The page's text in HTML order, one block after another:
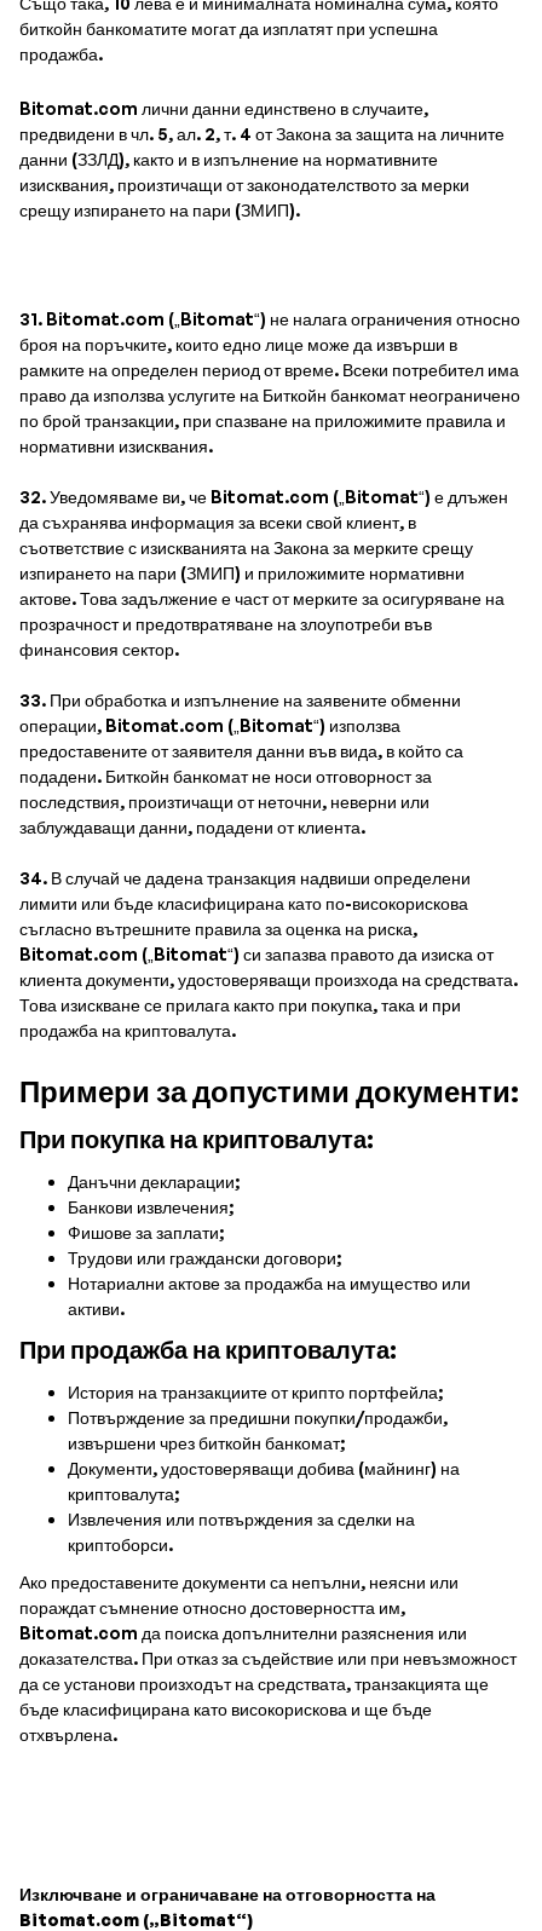
биткойн банкоматите могат да изплатят при успешна
продажба.
Bitomat.com лични данни единствено в случаите,
предвидени в чл. 5, ал. 2, т. 4 от Закона за защита на личните
данни (ЗЗЛД), както и в изпълнение на нормативните
изисквания, произтичащи от законодателството за мерки
срещу изпирането на пари (ЗМИП).
31. Bitomat.com („Bitomat“) не налага ограничения относно
броя на поръчките, които едно лице може да извърши в
рамките на определен период от време. Всеки потребител има
право да използва услугите на Биткойн банкомат неограничено
по брой транзакции, при спазване на приложимите правила и
нормативни изисквания.
32. Уведомяваме ви, че Bitomat.com („Bitomat“) е длъжен
да съхранява информация за всеки свой клиент, в
съответствие с изискванията на Закона за мерките срещу
изпирането на пари (ЗМИП) и приложимите нормативни
актове. Това задължение е част от мерките за осигуряване на
прозрачност и предотвратяване на злоупотреби във
финансовия сектор.
33. При обработка и изпълнение на заявените обменни
операции, Bitomat.com („Bitomat“) използва
предоставените от заявителя данни във вида, в който са
подадени. Биткойн банкомат не носи отговорност за
последствия, произтичащи от неточни, неверни или
заблуждаващи данни, подадени от клиента.
34. В случай че дадена транзакция надвиши определени
лимити или бъде класифицирана като по-високорискова
съгласно вътрешните правила за оценка на риска,
Bitomat.com („Bitomat“) си запазва правото да изиска от
клиента документи, удостоверяващи произхода на средствата.
Това изискване се прилага както при покупка, така и при
продажба на криптовалута.
Примери за допустими документи:
При покупка на криптовалута:
Данъчни декларации;
Банкови извлечения;
Фишове за заплати;
Трудови или граждански договори;
Нотариални актове за продажба на имущество или
активи.
При продажба на криптовалута:
История на транзакциите от крипто портфейла;
Потвърждение за предишни покупки/продажби,
извършени чрез биткойн банкомат;
Документи, удостоверяващи добива (майнинг) на
криптовалута;
Извлечения или потвърждения за сделки на
криптоборси.
Ако предоставените документи са непълни, неясни или
пораждат съмнение относно достоверността им,
Bitomat.com да поиска допълнителни разяснения или
доказателства. При отказ за съдействие или при невъзможност
да се установи произходът на средствата, транзакцията ще
бъде класифицирана като високорискова и ще бъде
отхвърлена.
Изключване и ограничаване на отговорността на
Bitomat.com („Bitomat“)